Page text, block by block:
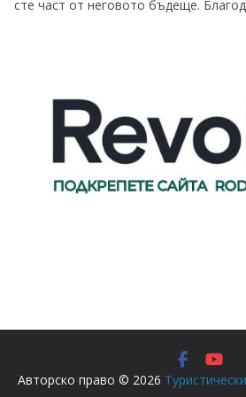
сте част от неговото бъдеще.
Авторско право © 2026